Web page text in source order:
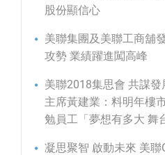
股份顯信心
美聯集團及美聯工商舖
攻勢 業績躍進闖高峰
美聯2018集思會 共謀
主席黃建業：料明年樓
勉員工「夢想有多大 舞
凝思聚智 啟動未來 美聯